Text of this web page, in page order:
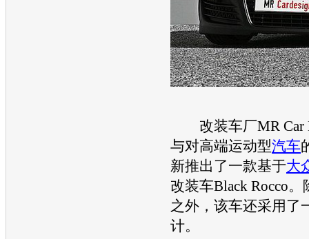
改装车厂MR Car
与对高端运动型汽车
新推出了一款基于大
改装车Black Rocco
之外，该车还采用了
计。